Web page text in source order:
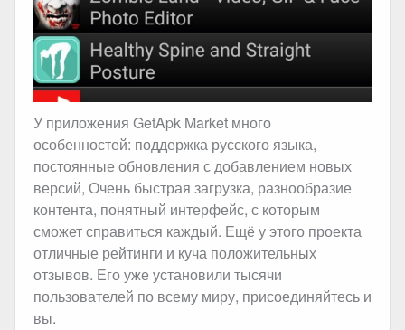
У приложения GetApk Market много
особенностей: поддержка русского языка,
постоянные обновления с добавлением новых
версий, Очень быстрая загрузка, разнообразие
контента, понятный интерфейс, с которым
сможет справиться каждый. Ещё у этого проекта
отличные рейтинги и куча положительных
отзывов. Его уже установили тысячи
пользователей по всему миру, присоединяйтесь и
вы.